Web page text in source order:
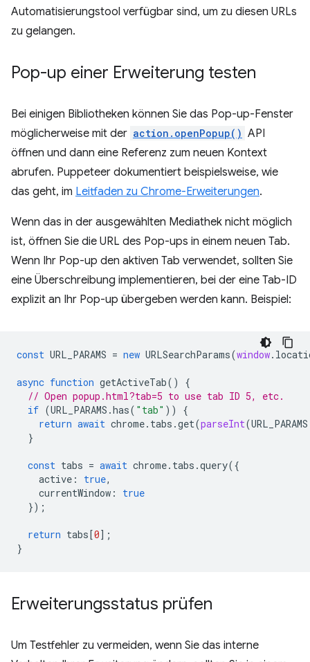
Automatisierungstool verfügbar sind, um zu diesen URLs
zu gelangen.
Pop-up einer Erweiterung testen
Bei einigen Bibliotheken können Sie das Pop-up-Fenster
möglicherweise mit der action.openPopup() API
öffnen und dann eine Referenz zum neuen Kontext
abrufen. Puppeteer dokumentiert beispielsweise, wie
das geht, im Leitfaden zu Chrome-Erweiterungen.
Wenn das in der ausgewählten Mediathek nicht möglich
ist, öffnen Sie die URL des Pop-ups in einem neuen Tab.
Wenn Ihr Pop-up den aktiven Tab verwendet, sollten Sie
eine Überschreibung implementieren, bei der eine Tab-ID
explizit an Ihr Pop-up übergeben werden kann. Beispiel:
const URL_PARAMS = new URLSearchParams(window.
async function getActiveTab()
{
// Open popup.html?tab=5 to use tab ID 5, etc.
if (URL_PARAMS .has( "tab" ))
{
return await chrome. tabs .get(parseInt(URL_PARAMS
}
const tabs = await chrome. tabs .query({
active : true,
currentWindow :
true
});
return tabs[0];
}
Erweiterungsstatus prüfen
Um Testfehler zu vermeiden, wenn Sie das interne